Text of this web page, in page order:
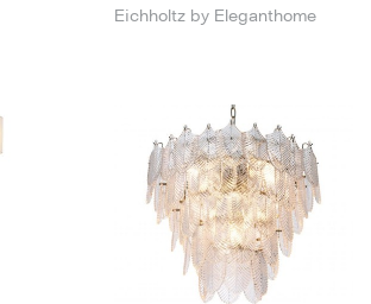
Eichholtz by Eleganthome